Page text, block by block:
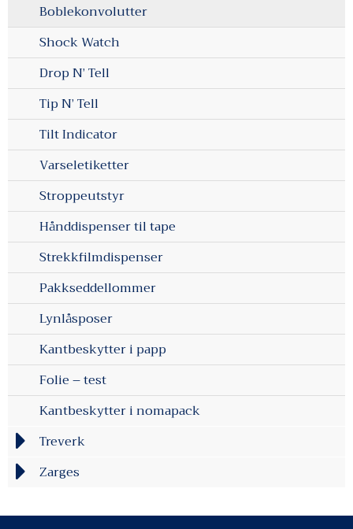
Boblekonvolutter
Shock Watch
Drop N’ Tell
Tip N’ Tell
Tilt Indicator
Varseletiketter
Stroppeutstyr
Hånddispenser til tape
Strekkfilmdispenser
Pakkseddellommer
Lynlåsposer
Kantbeskytter i papp
Folie – test
Kantbeskytter i nomapack
Treverk
Zarges